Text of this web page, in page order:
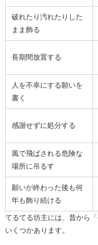
破れたり汚れたりした
まま飾る
長期間放置する
人を不幸にする願いを
書く
感謝せずに処分する
風で飛ばされる危険な
場所に吊るす
願いが終わった後も何
年も飾り続ける
てるてる坊主には、昔から
いくつかあります。